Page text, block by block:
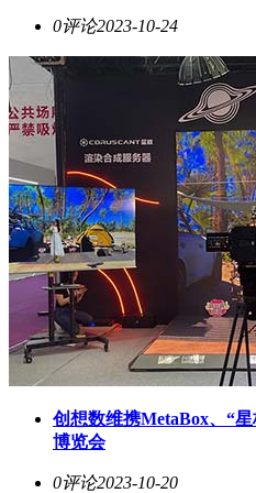
0评论2023-10-24
创想数维携MetaBox、“
博览会
0评论2023-10-20